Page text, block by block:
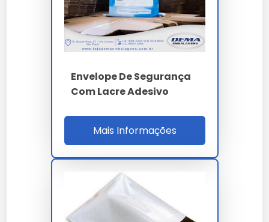
consecutiva única gravada inline em tinta
fugitiva com código Datamatrix complementar
laser UV para auditoria.
laudo ensaio forense por laboratório acreditado
ISO 17025, homologação Correios por número
17% e SLA OTIF 98%. A auditoria cobre ISO 9001,
14001, capacidade 80 t/mês, estoque 30 dias,
compliance RoHS 3 REACH e certificação de
origem rastreável resina virgem. O custo
adicional de inviolabilidade é compensado por
redução de 87% em ocorrências de sinistro
documental e seguro.
Envelope De Segurança
Com Lacre Adesivo
Mais Informações